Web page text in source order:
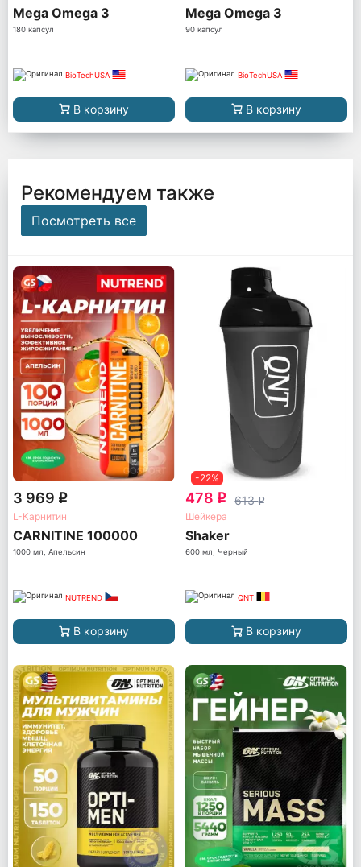
Mega Omega 3
180 капсул
BioTechUSA
В корзину
Mega Omega 3
90 капсул
BioTechUSA
В корзину
Рекомендуем также
Посмотреть все
3 969 q
L-Карнитин
CARNITINE 100000
1000 мл, Апельсин
NUTREND
В корзину
-22%
478 q 613q
Шейкера
Shaker
600 мл, Черный
QNT
В корзину